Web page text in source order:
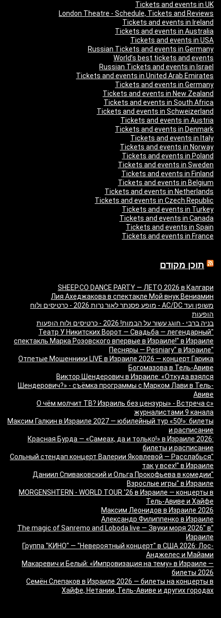
Tickets and events in UK
London Theatre - Schedule, Tickets and Reviews
Tickets and events in Ireland
Tickets and events in Australia
Tickets and events in USA
Russian Tickets and events in Germany
World’s best tickets and events
Russian Tickets and events in Israel
Tickets and events in United Arab Emirates
Tickets and events in Germany
Tickets and events in New Zealand
Tickets and events in South Africa
Tickets and events in Schweizerland
Tickets and events in Austria
Tickets and events in Denmark
Tickets and events in Italy
Tickets and events in Norway
Tickets and events in Poland
Tickets and events in Sweden
Tickets and events in Finland
Tickets and events in Belgium
Tickets and events in Netherlands
Tickets and events in Czech Republic
Tickets and events in Turkey
Tickets and events in Canada
Tickets and events in Spain
Tickets and events in France
תוכן מקודם
SHEEP.CO DANCE PARTY — ЛЕТО 2026 в Калгари
Лия Ахеджакова в спектакле Мой внук Вениамин
משופן ועד AC/DC - מופע פסנתר לאור נרות 2026 - כרטיסים ולוח
הופעות
בניה ברבי - חוגג עשור על הבמות! 2026 - כרטיסים ולוח הופעות
"Театр У Никитских Ворот — Свадьба — легендарный
спектакль Марка Розовского впервые в Израиле!" в Израиле
"Песняры — Pesniary" в Израиле
Отпетые Мошенники LIVE в Израиле 2026 — концерт Гарика
Богомазова в Тель-Авиве
Виктор Шендерович в Израиле: «Откуда взялся
Шендерович?» - съёмка программы с Марком Лави в Тель-
Авиве
«О чём молчит ТВ? Израиль без цензуры» - Встреча с
журналистами 9 канала
Максим Галкин в Израиле 2027 — юбилейный тур «50!»: билеты
и расписание
Красная Бурда — «Самеах, да и только!» в Израиле 2026:
билеты и расписание
"Сольный стендап концерт Валерии Яковлевой — Расслабься
так у всех!" в Израиле
"Даниил Спиваковский и Ольга Прокофьева в комедии
Взрослые игры" в Израиле
MORGENSHTERN - WORLD TOUR '26 в Израиле — концерты в
Тель-Авиве и Хайфе
Максим Леонидов в Израиле 2026
Александр Филиппенко в Израиле
"The magic of Sanremo and Loboda live — Звуки моря 2026" в
Израиле
Группа "КИНО" — "Невероятный концерт" в США 2026: Лос-
Анджелес и Майами
Макаревич и Белый: «Импровизация на тему» в Израиле —
билеты 2026
Семён Слепаков в Израиле 2026 — билеты на концерты в
Хайфе, Нетании, Тель-Авиве и других городах